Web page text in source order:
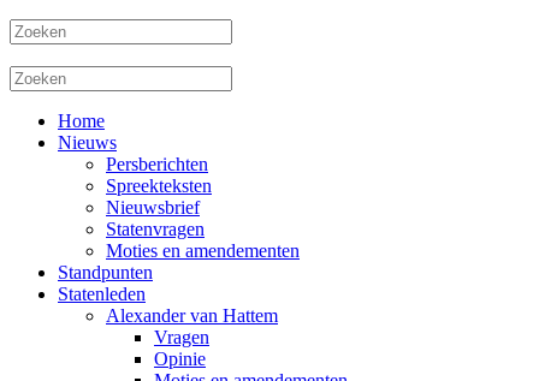
Home
Nieuws
Persberichten
Spreekteksten
Nieuwsbrief
Statenvragen
Moties en amendementen
Standpunten
Statenleden
Alexander van Hattem
Vragen
Opinie